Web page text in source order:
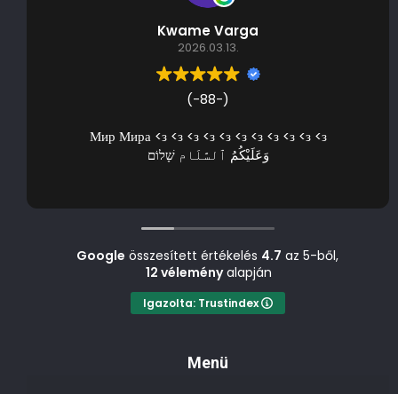
Kwame Varga
2026.03.13.
(-88-)
Мир Мира <з <з <з <з <з <з <з <з <з <з <з
وَعَلَيْكُمُ ٱلسَّلَام שָׁלוֹם
Google összesített értékelés 4.7 az 5-ből,
12 véleményalapján
Igazolta: Trustindex
Menü